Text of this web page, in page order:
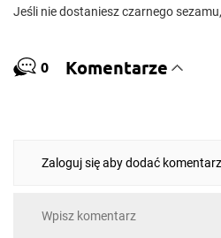
Jeśli nie dostaniesz czarnego
0 Komentarze
Zaloguj się aby dodać komentarz